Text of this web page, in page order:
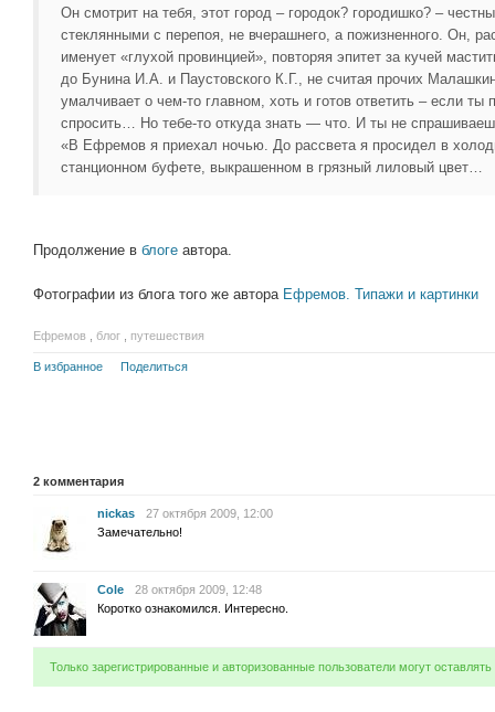
Он смотрит на тебя, этот город – городок? городишко? –
стеклянными с перепоя, не вчерашнего, а пожизненного. Он,
именует «глухой провинцией», повторяя эпитет за кучей
до Бунина И.А. и Паустовского К.Г., не считая прочих
умалчивает о чем-то главном, хоть и готов ответить – если
спросить… Но тебе-то откуда знать — что. И ты не
«В Ефремов я приехал ночью. До рассвета я просидел в
станционном буфете, выкрашенном в грязный лиловый цвет…
Продолжение в блоге автора.
Фотографии из блога того же автора Ефремов. Типажи и картинки
Ефремов блог путешествия
В избранное Поделиться
2 комментария
nickas
27 октября 2009, 12:00
Замечательно!
Cole
28 октября 2009, 12:48
Коротко ознакомился. Интересно.
Только зарегистрированные и авторизованные пользователи могут